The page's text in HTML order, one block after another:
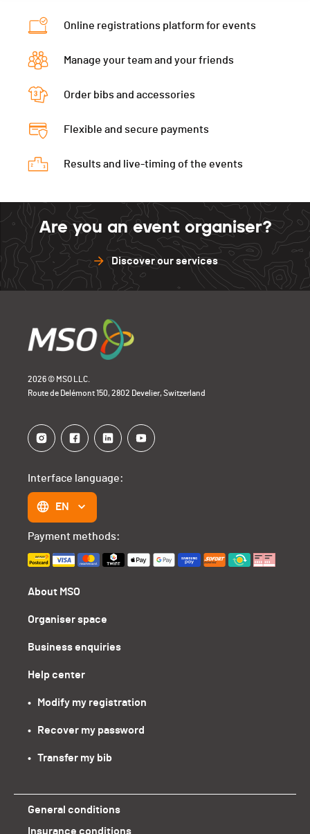
Online registrations platform for events
Manage your team and your friends
Order bibs and accessories
Flexible and secure payments
Results and live-timing of the events
Are you an event organiser?
Discover our services
2026 © MSO LLC.
Route de Delémont 150, 2802 Develier, Switzerland
About MSO
Organiser space
Business enquiries
Help center
•   Modify my registration
•   Recover my password
•   Transfer my bib
Interface language:
EN
Payment methods:
General conditions
Insurance conditions